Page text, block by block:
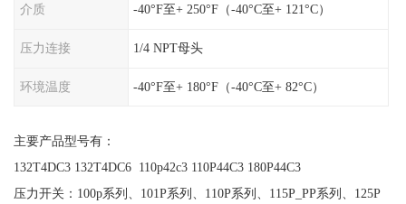
介质 -40°F至+ 250°F（-40°C至+ 121°C）
压力连接 1/4 NPT母头
环境温度 -40°F至+ 180°F（-40°C至+ 82°C）
主要产品型号有：
132T4DC3 132T4DC6 110p42c3 110P44C3 180P44C3
压力开关：100p系列、101P系列、110P系列、115P_PP系列、125P